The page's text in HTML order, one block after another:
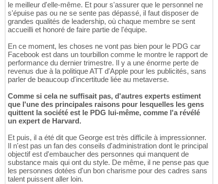
le meilleur d'elle-même. Et pour s'assurer que le personnel ne
s'épuise pas ou ne se sente pas dépassé, il faut disposer de
grandes qualités de leadership, où chaque membre se sent
accueilli et honoré de faire partie de l'équipe.
En ce moment, les choses ne vont pas bien pour le PDG car
Facebook est dans un tourbillon comme le montre le rapport de
performance du dernier trimestre. Il y a une énorme perte de
revenus due à la politique ATT d'Apple pour les publicités, sans
parler de beaucoup d'incertitude liée au metaverse.
Comme si cela ne suffisait pas, d'autres experts estiment
que l'une des principales raisons pour lesquelles les gens
quittent la société est le PDG lui-même, comme l'a révélé
un expert de Harvard.
Et puis, il a été dit que George est très difficile à impressionner.
Il n'est pas un fan des conseils d'administration dont le principal
objectif est d'embaucher des personnes qui manquent de
substance mais qui ont du style. De même, il ne pense pas que
les personnes dotées d'un bon charisme pour des cadres sans
talent puissent aller loin.